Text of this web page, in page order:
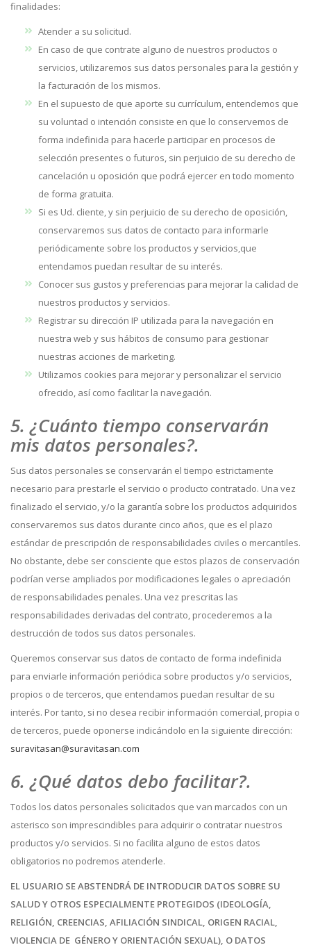
finalidades:
Atender a su solicitud.
En caso de que contrate alguno de nuestros productos o
servicios, utilizaremos sus datos personales para la gestión y
la facturación de los mismos.
En el supuesto de que aporte su currículum, entendemos que
su voluntad o intención consiste en que lo conservemos de
forma indefinida para hacerle participar en procesos de
selección presentes o futuros, sin perjuicio de su derecho de
cancelación u oposición que podrá ejercer en todo momento
de forma gratuita.
Si es Ud. cliente, y sin perjuicio de su derecho de oposición,
conservaremos sus datos de contacto para informarle
periódicamente sobre los productos y servicios,que
entendamos puedan resultar de su interés.
Conocer sus gustos y preferencias para mejorar la calidad de
nuestros productos y servicios.
Registrar su dirección IP utilizada para la navegación en
nuestra web y sus hábitos de consumo para gestionar
nuestras acciones de marketing.
Utilizamos cookies para mejorar y personalizar el servicio
ofrecido, así como facilitar la navegación.
5. ¿Cuánto tiempo conservarán
mis datos personales?.
Sus datos personales se conservarán el tiempo estrictamente
necesario para prestarle el servicio o producto contratado. Una vez
finalizado el servicio, y/o la garantía sobre los productos adquiridos
conservaremos sus datos durante cinco años, que es el plazo
estándar de prescripción de responsabilidades civiles o mercantiles.
No obstante, debe ser consciente que estos plazos de conservación
podrían verse ampliados por modificaciones legales o apreciación
de responsabilidades penales. Una vez prescritas las
responsabilidades derivadas del contrato, procederemos a la
destrucción de todos sus datos personales.
Queremos conservar sus datos de contacto de forma indefinida
para enviarle información periódica sobre productos y/o servicios,
propios o de terceros, que entendamos puedan resultar de su
interés. Por tanto, si no desea recibir información comercial, propia o
de terceros, puede oponerse indicándolo en la siguiente dirección:
suravitasan@suravitasan.com
6. ¿Qué datos debo facilitar?.
Todos los datos personales solicitados que van marcados con un
asterisco son imprescindibles para adquirir o contratar nuestros
productos y/o servicios. Si no facilita alguno de estos datos
obligatorios no podremos atenderle.
EL USUARIO SE ABSTENDRÁ DE INTRODUCIR DATOS SOBRE SU
SALUD Y OTROS ESPECIALMENTE PROTEGIDOS (IDEOLOGÍA,
RELIGIÓN, CREENCIAS, AFILIACIÓN SINDICAL, ORIGEN RACIAL,
VIOLENCIA DE GÉNERO Y ORIENTACIÓN SEXUAL), O DATOS